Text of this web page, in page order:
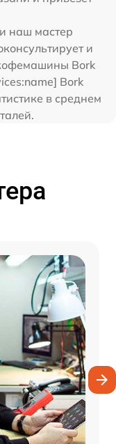
наш мастер
и
Bork
Bork
в среднем